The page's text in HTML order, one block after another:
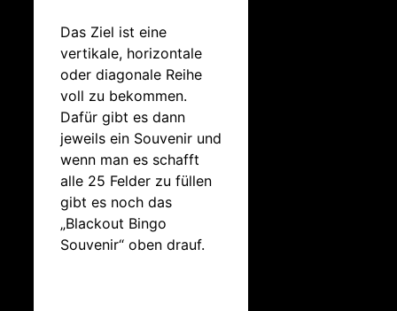
Das Ziel ist eine
vertikale, horizontale
oder diagonale Reihe
voll zu bekommen.
Dafür gibt es dann
jeweils ein Souvenir und
wenn man es schafft
alle 25 Felder zu füllen
gibt es noch das
„Blackout Bingo
Souvenir“ oben drauf.